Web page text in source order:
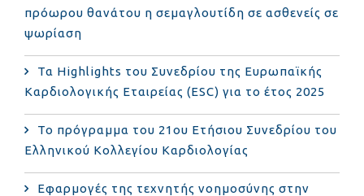
πρόωρου θανάτου η σεμαγλουτίδη σε ασθενείς σε
ψωρίαση
Τα Highlights του Συνεδρίου της Ευρωπαϊκής
Καρδιολογικής Εταιρείας (ESC) για το έτος 2025
Το πρόγραμμα του 21ου Ετήσιου Συνεδρίου του
Ελληνικού Κολλεγίου Καρδιολογίας
Εφαρμογές της τεχνητής νοημοσύνης στην